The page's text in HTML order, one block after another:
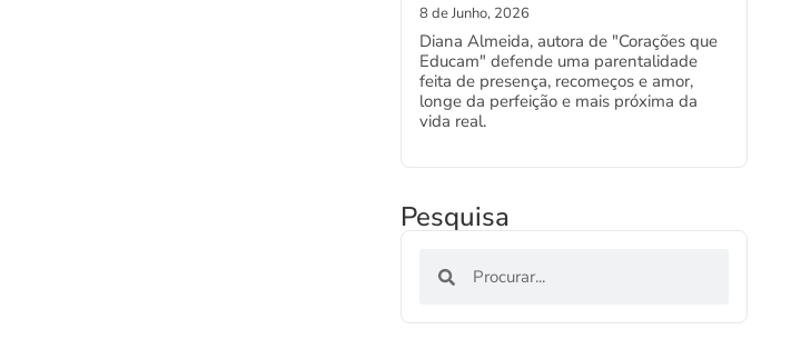
8 de Junho, 2026
Diana Almeida, autora de "Corações que
Educam" defende uma parentalidade
feita de presença, recomeços e amor,
longe da perfeição e mais próxima da
vida real.
Pesquisa